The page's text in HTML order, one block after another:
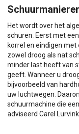
Het wordt over het
schuren. Eerst met
korrel en eindigen met
zowel droog als nat
minder last heeft van
geeft. Wanneer u
bijvoorbeeld van
uw luchtwegen.
schuurmachine die
adviseerd Carel